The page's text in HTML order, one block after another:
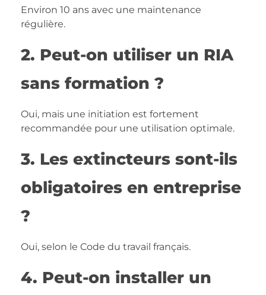
Environ 10 ans avec une maintenance
régulière.
2. Peut-on utiliser un RIA
sans formation ?
Oui, mais une initiation est fortement
recommandée pour une utilisation optimale.
3. Les extincteurs sont-ils
obligatoires en entreprise
?
Oui, selon le Code du travail français.
4. Peut-on installer un